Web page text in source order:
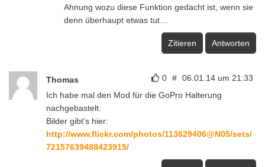
Ahnung wozu diese Funktion gedacht ist, wenn sie
denn überhaupt etwas tut…
Zitieren Antworten
0 # 06.01.14 um 21:33
Thomas
Ich habe mal den Mod für die GoPro Halterung
nachgebastelt.
Bilder gibt's hier:
http://www.flickr.com/photos/113629406@N05/sets/
72157639488423915/